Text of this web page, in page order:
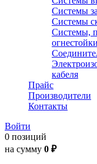
Системы
Системы
Системы,
кабеля
Прайс
Производители
Контакты
Войти
0 позиций
на сумму 0 ₽